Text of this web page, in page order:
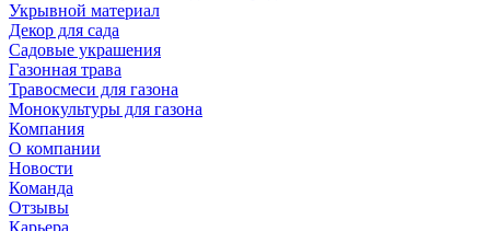
Укрывной материал
Декор для сада
Садовые украшения
Газонная трава
Травосмеси для газона
Монокультуры для газона
Компания
О компании
Новости
Команда
Отзывы